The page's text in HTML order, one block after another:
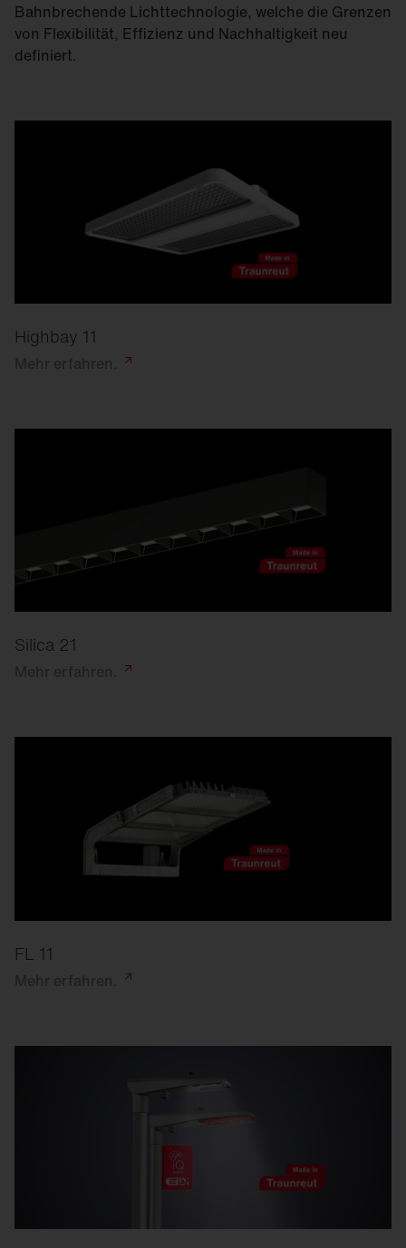
Bahnbrechende Lichttechnologie, welche die Grenzen
von Flexibilität, Effizienz und Nachhaltigkeit neu
definiert.
Highbay 11
Mehr erfahren.
Silica 21
Mehr erfahren.
FL 11
Mehr erfahren.